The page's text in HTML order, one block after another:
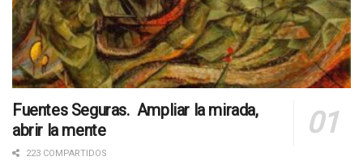
Fuentes Seguras. Ampliar la mirada,
abrir la mente
223 COMPARTIDOS